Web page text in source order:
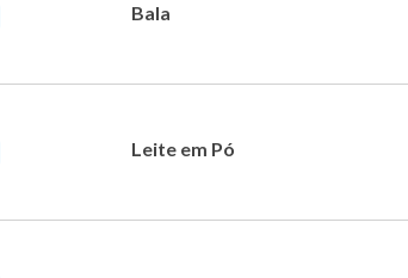
Bala
Leite em Pó